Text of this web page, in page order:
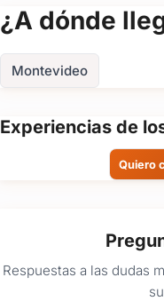
¿A dónde
Montevideo
Experiencias de
Quiero
Respuestas a las dudas